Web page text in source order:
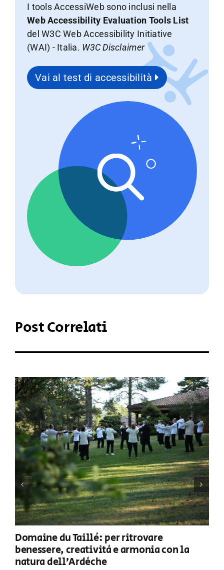
I tools AccessiWeb sono inclusi nella
Web Accessibility Evaluation Tools List
del W3C Web Accessibility Initiative
(WAI) - Italia. W3C Disclaimer
Vai al test di accessibilità
Post Correlati
Domaine du Taillé: per ritrovare
benessere, creatività e armonia con la
natura dell’Ardèche